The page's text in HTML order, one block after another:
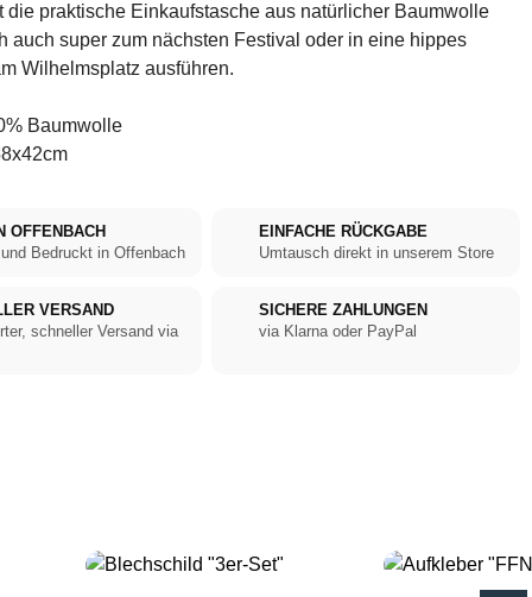
die praktische Einkaufstasche aus natürlicher Baumwolle
auch super zum nächsten Festival oder in eine hippes
Wilhelmsplatz ausführen.
Baumwolle
OFFENBACH
Bedruckt in Offenbach
EINFACHE RÜCKGABE
Umtausch direkt in unserem Store
VERSAND
schneller Versand via
SICHERE ZAHLUNGEN
via Klarna oder PayPal